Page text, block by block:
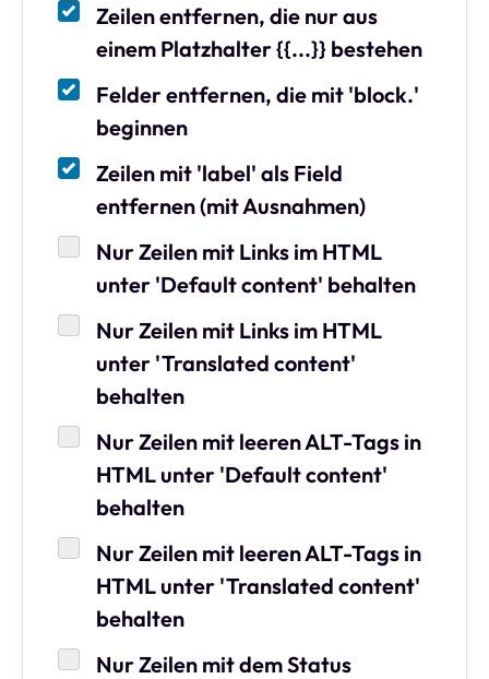
Zeilen entfernen, die nur aus
einem Platzhalter {{...}} bestehen
Felder entfernen, die mit 'block.'
beginnen
Zeilen mit 'label' als Field
entfernen (mit Ausnahmen)
Nur Zeilen mit Links im HTML
unter 'Default content' behalten
Nur Zeilen mit Links im HTML
unter 'Translated content'
behalten
Nur Zeilen mit leeren ALT-Tags in
HTML unter 'Default content'
behalten
Nur Zeilen mit leeren ALT-Tags in
HTML unter 'Translated content'
behalten
Nur Zeilen mit dem Status